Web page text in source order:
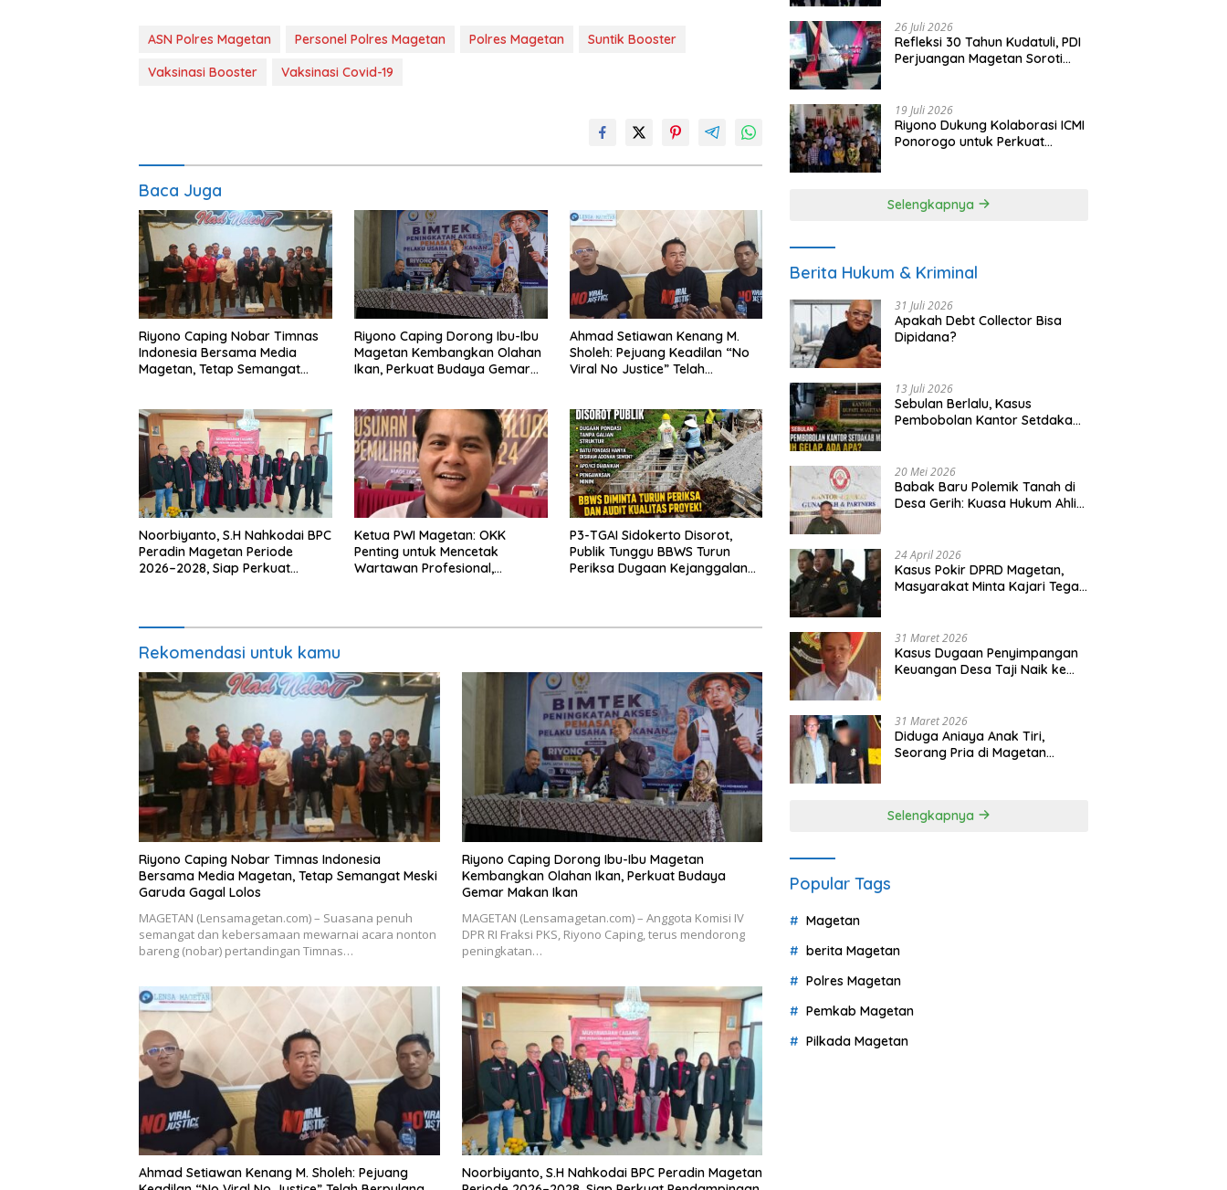
ASN Polres Magetan Personel Polres Magetan Polres Magetan
Suntik Booster
Vaksinasi Booster
Vaksinasi Covid-19
Baca Juga
Riyono Caping Nobar Timnas
Indonesia Bersama Media
Magetan, Tetap Semangat
Riyono Caping Dorong Ibu-Ibu
Magetan Kembangkan Olahan
Ikan, Perkuat Budaya Gemar
Ahmad Setiawan Kenang M.
Sholeh: Pejuang Keadilan “No
Viral No Justice” Telah
Noorbiyanto, S.H Nahkodai BPC
Peradin Magetan Periode
2026–2028, Siap Perkuat
Ketua PWI Magetan: OKK
Penting untuk Mencetak
Wartawan Profesional,
P3-TGAI Sidokerto Disorot,
Publik Tunggu BBWS Turun
Periksa Dugaan Kejanggalan
Rekomendasi untuk kamu
Riyono Caping Nobar Timnas Indonesia
Bersama Media Magetan, Tetap Semangat Meski
Garuda Gagal Lolos
MAGETAN (Lensamagetan.com) – Suasana penuh
semangat dan kebersamaan mewarnai acara nonton
bareng (nobar) pertandingan Timnas…
Riyono Caping Dorong Ibu-Ibu Magetan
Kembangkan Olahan Ikan, Perkuat Budaya
Gemar Makan Ikan
MAGETAN (Lensamagetan.com) – Anggota Komisi IV
DPR RI Fraksi PKS, Riyono Caping, terus mendorong
peningkatan…
Ahmad Setiawan Kenang M. Sholeh: Pejuang
Noorbiyanto, S.H Nahkodai BPC Peradin Magetan
26 Juli 2026
Refleksi 30 Tahun Kudatuli, PDI
Perjuangan Magetan Soroti
19 Juli 2026
Riyono Dukung Kolaborasi ICMI
Ponorogo untuk Perkuat
Selengkapnya
Berita Hukum & Kriminal
31 Juli 2026
Apakah Debt Collector Bisa
Dipidana?
13 Juli 2026
Sebulan Berlalu, Kasus
Pembobolan Kantor Setdakab
20 Mei 2026
Babak Baru Polemik Tanah di
Desa Gerih: Kuasa Hukum Ahli
24 April 2026
Kasus Pokir DPRD Magetan,
Masyarakat Minta Kajari Tegak
31 Maret 2026
Kasus Dugaan Penyimpangan
Keuangan Desa Taji Naik ke
31 Maret 2026
Diduga Aniaya Anak Tiri,
Seorang Pria di Magetan
Selengkapnya
Popular Tags
Magetan
berita Magetan
Polres Magetan
Pemkab Magetan
Pilkada Magetan